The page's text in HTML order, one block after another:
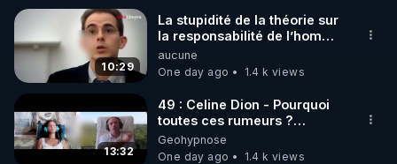
▶ 30 jours gratuit sur l’application de méditation et
de bien-être ENVOL :
Rendez-vous sur https://www.envol.app/code
le code : REGENERE
10:29
La stupidité de la théorie sur
la responsabilité de l’homme
concernant le dioxyde de
carbone.
aucune
One day ago
1.4 k views
13:32
49 : Celine Dion - Pourquoi
toutes ces rumeurs ?
Enquête sous hypnose
Geohypnose
One day ago
1.4 k views